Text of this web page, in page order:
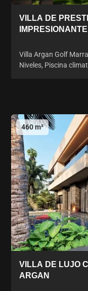
VILLA DE
Villa Argan Golf
Niveles, Piscina
460 m²
VILLA DE LUJO
ARGAN